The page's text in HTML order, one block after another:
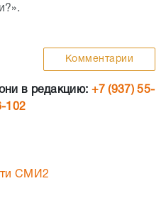
Комментарии
в редакцию: +7 (937) 55-
102
СМИ2